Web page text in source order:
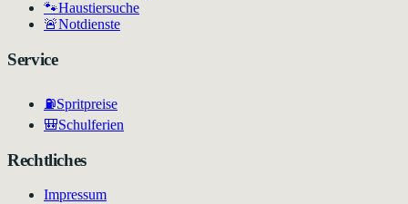
🐾Haustiersuche
🚨Notdienste
Service
⛽Spritpreise
🎒Schulferien
Rechtliches
Impressum